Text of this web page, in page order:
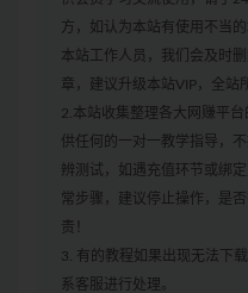
方，如认为本站有使用不当
本站工作人员，我们会及时
章，建议升级本站VIP，全站
2.本站收集整理各大网赚平
供任何的一对一教学指导，
辨测试，如遇充值环节或绑
常步骤，建议停止操作，是
责！
3. 有的教程如果出现无法下
系客服进行处理。